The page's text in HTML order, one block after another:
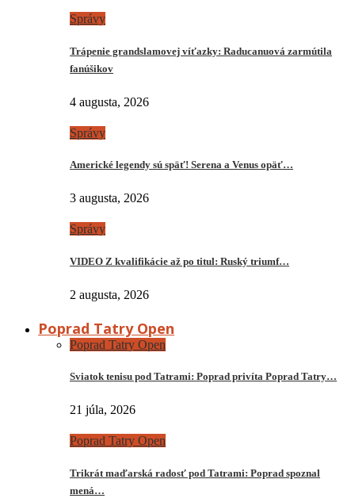
Správy
Trápenie grandslamovej víťazky: Raducanuová zarmútila
fanúšikov
4 augusta, 2026
Správy
Americké legendy sú späť! Serena a Venus opäť…
3 augusta, 2026
Správy
VIDEO Z kvalifikácie až po titul: Ruský triumf…
2 augusta, 2026
Poprad Tatry Open
Poprad Tatry Open
Sviatok tenisu pod Tatrami: Poprad privíta Poprad Tatry…
21 júla, 2026
Poprad Tatry Open
Trikrát maďarská radosť pod Tatrami: Poprad spoznal
mená…